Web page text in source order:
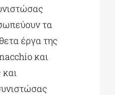
τα
έργα της
και